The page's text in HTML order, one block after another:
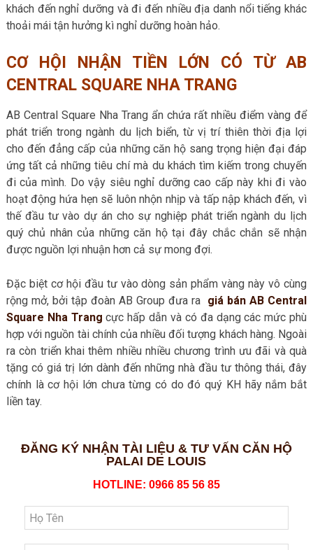
khách đến nghỉ dưỡng và đi đến nhiều địa danh nổi tiếng khác
thoải mái tận hưởng kì nghỉ dưỡng hoàn hảo.
CƠ HỘI NHẬN TIỀN LỚN CÓ TỪ AB
CENTRAL SQUARE NHA TRANG
AB Central Square Nha Trangẩn chứa rất nhiều điểm vàng để
phát triển trong ngành du lịch biển, từ vị trí thiên thời địa lợi
cho đến đẳng cấp của những căn hộ sang trọng hiện đại đáp
ứng tất cả những tiêu chí mà du khách tìm kiếm trong chuyến
đi của mình. Do vậy siêu nghỉ dưỡng cao cấp này khi đi vào
hoạt động hứa hẹn sẽ luôn nhộn nhịp và tấp nập khách đến, vì
thế đầu tư vào dự án cho sự nghiệp phát triển ngành du lịch
quý chủ nhân của những căn hộ tại đây chắc chắn sẽ nhận
được nguồn lợi nhuận hơn cả sự mong đợi.
Đặc biệt cơ hội đầu tư vào dòng sản phẩm vàng này vô cùng
rộng mở, bởi tập đoàn AB Group đưa ra giá bán AB Central
Square Nha Trang cực hấp dẫn và có đa dạng các mức phù
hợp với nguồn tài chính của nhiều đối tượng khách hàng. Ngoài
ra còn triển khai thêm nhiều nhiều chương trình ưu đãi và quà
tặng có giá trị lớn dành đến những nhà đầu tư thông thái, đây
chính là cơ hội lớn chưa từng có do đó quý KH hãy nắm bắt
liền tay.
ĐĂNG KÝ NHẬN TÀI LIỆU & TƯ VẤN CĂN HỘ
PALAI DE LOUIS
HOTLINE: 0966 85 56 85